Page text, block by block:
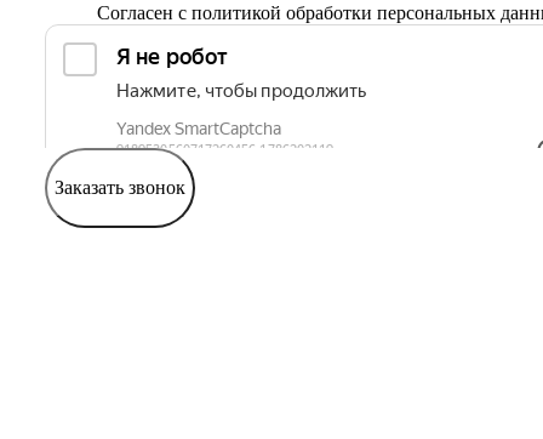
Согласен с политикой обработки персональных
Заказать звонок